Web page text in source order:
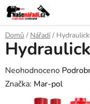
Přejít
na
obsah
Domů / Nářadí /
Průměrné
hodnocení
produktu
Neohodnoceno
Značka: Mar-pol